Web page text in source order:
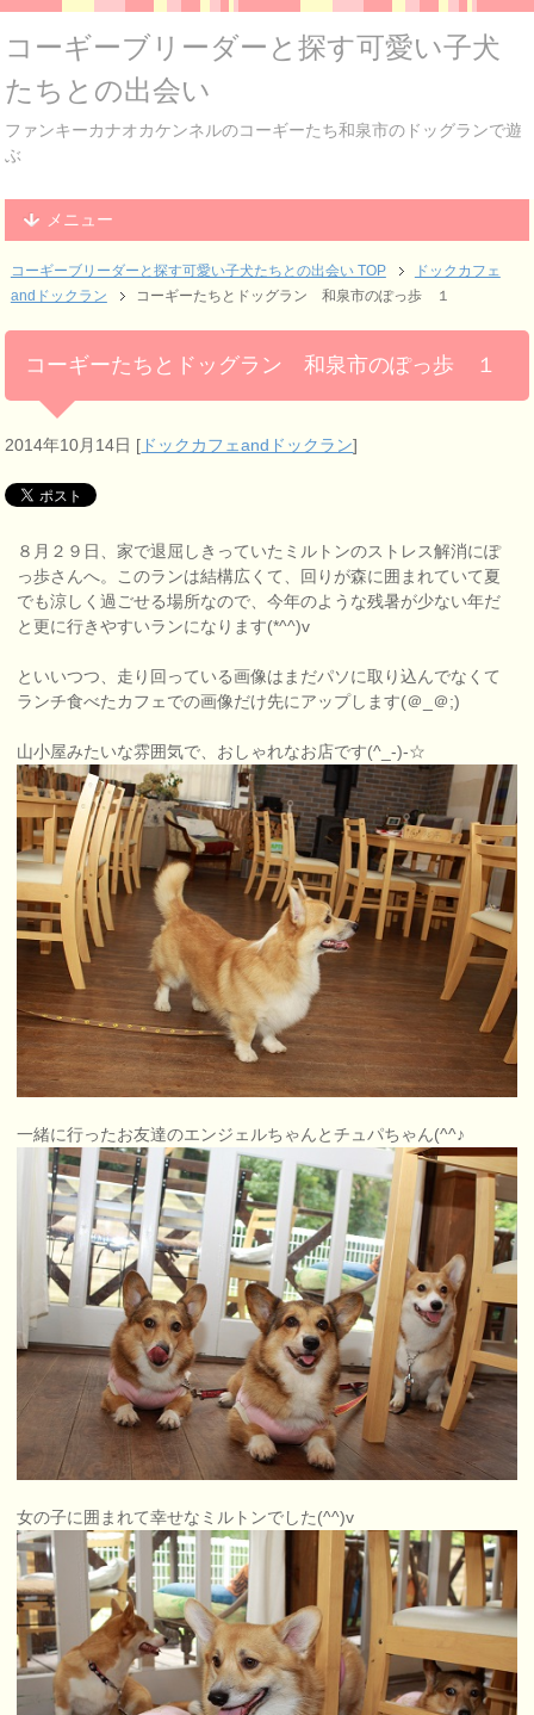
コーギーブリーダーと探す可愛い子犬
たちとの出会い
ファンキーカナオカケンネルのコーギーたち和泉市のドッグランで遊
ぶ
メニュー
コーギーブリーダーと探す可愛い子犬たちとの出会い TOP
ドックカフェ
andドックラン
コーギーたちとドッグラン 和泉市のぽっ歩 １
コーギーたちとドッグラン 和泉市のぽっ歩 １
2014年10月14日 [ ドックカフェandドックラン]
８月２９日、家で退屈しきっていたミルトンのストレス解消にぽ
っ歩さんへ。このランは結構広くて、回りが森に囲まれていて夏
でも涼しく過ごせる場所なので、今年のような残暑が少ない年だ
と更に行きやすいランになります(*^^)v
といいつつ、走り回っている画像はまだパソに取り込んでなくて
ランチ食べたカフェでの画像だけ先にアップします(＠_＠;)
山小屋みたいな雰囲気で、おしゃれなお店です(^_-)-☆
一緒に行ったお友達のエンジェルちゃんとチュパちゃん(^^♪
女の子に囲まれて幸せなミルトンでした(^^)v